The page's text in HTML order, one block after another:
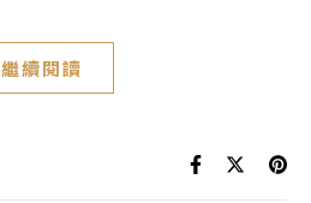
繼續閱讀